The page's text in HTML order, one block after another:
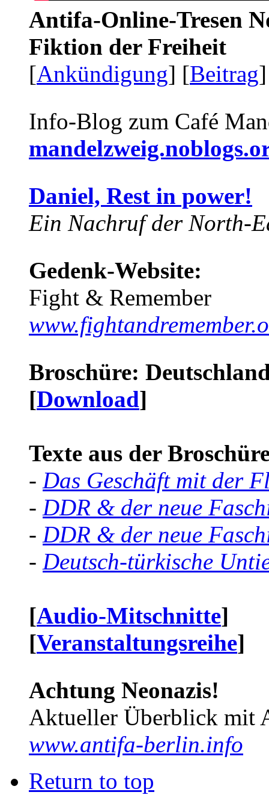
Antifa-Online-Tresen
Fiktion der Freiheit
[Ankündigung] [Beitrag
Info-Blog zum Café
Daniel, Rest in power!
Ein Nachruf der North-
Gedenk-Website:
Fight & Remember
Broschüre:
[Download]
Texte aus der
- Das Geschäft mit der
- DDR & der neue
- DDR & der neue
- Deutsch-türkische
[Audio-Mitschnitte]
[Veranstaltungsreihe]
Achtung Neonazis!
Aktueller Überblick mit
www.antifa-berlin.info
Return to top